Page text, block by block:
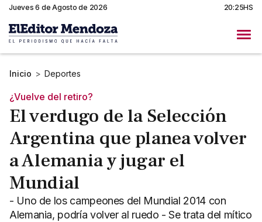
Jueves 6 de Agosto de 2026 20:25HS
Inicio > Deportes
¿Vuelve del retiro?
El verdugo de la Selección
Argentina que planea volver
a Alemania y jugar el
Mundial
- Uno de los campeones del Mundial 2014 con
Alemania, podría volver al ruedo - Se trata del mítico